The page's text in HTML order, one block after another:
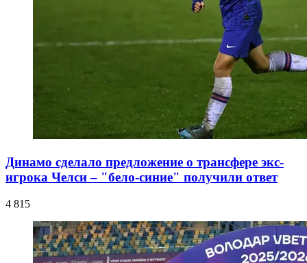
Динамо сделало предложение о трансфере экс-
игрока Челси – "бело-синие" получили ответ
4 815